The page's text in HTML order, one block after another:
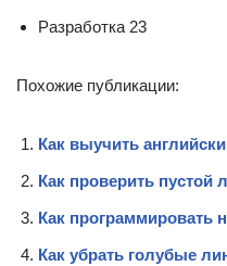
Разработка 23
Похожие публикации:
Как выучить
Как проверить пустой
Как программировать
Как убрать голубые